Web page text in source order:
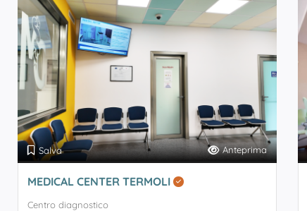
Salva Anteprima
MEDICAL CENTER TERMOLI
Centro diagnostico